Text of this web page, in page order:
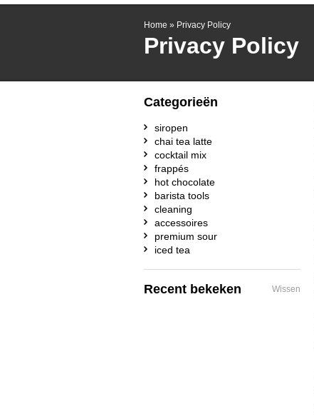
Home » Privacy Policy
Privacy Policy
Categorieën
siropen
chai tea latte
cocktail mix
frappés
hot chocolate
barista tools
cleaning
accessoires
premium sour
iced tea
Recent bekeken Wissen